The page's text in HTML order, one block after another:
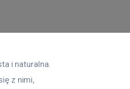
i naturalna.
z nimi,